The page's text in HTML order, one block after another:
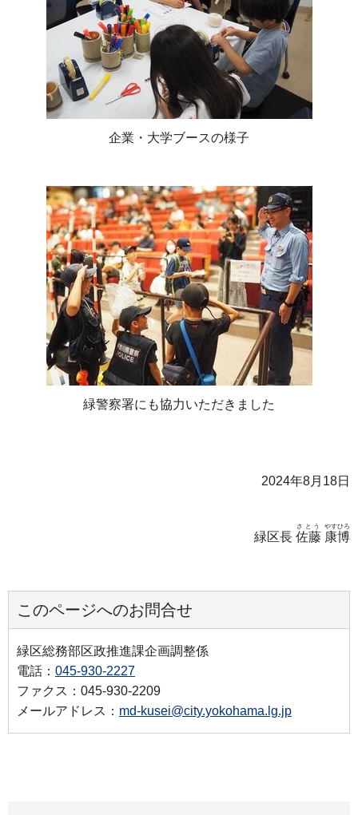
企業・大学ブースの様子
緑警察署にも協力いただきました
2024年8月18日
緑区長 佐藤
さとう
康博
やすひろ
このページへのお問合せ
緑区総務部区政推進課企画調整係
電話： 045-930-2227
ファクス：045-930-2209
メールアドレス： md-kusei@city.yokohama.lg.jp